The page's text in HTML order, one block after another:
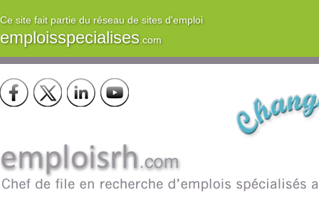
Ce site fait partie du réseau de sites d'emploi
emploisspecialises.com